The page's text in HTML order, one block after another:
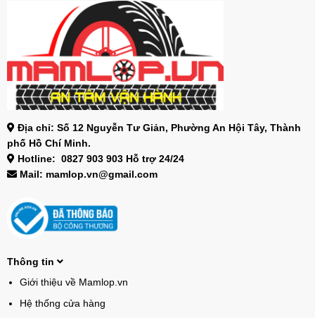
Địa chỉ: Số 12 Nguyễn Tư Giản, Phường An Hội Tây, Thành
phố Hồ Chí Minh.
Hotline: 0827 903 903 Hỗ trợ 24/24
Mail: mamlop.vn@gmail.com
Thông tin
Giới thiệu về Mamlop.vn
Hệ thống cửa hàng